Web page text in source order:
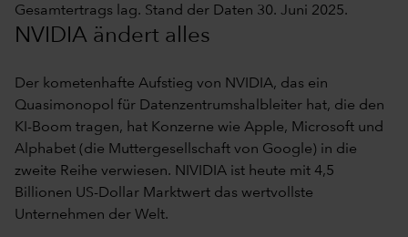
Gesamtertrags lag. Stand der Daten 30. Juni 2025.
NVIDIA ändert alles
Der kometenhafte Aufstieg von NVIDIA, das ein
Quasimonopol für Datenzentrumshalbleiter hat, die den
KI-Boom tragen, hat Konzerne wie Apple, Microsoft und
Alphabet (die Muttergesellschaft von Google) in die
zweite Reihe verwiesen. NIVIDIA ist heute mit 4,5
Billionen US-Dollar Marktwert das wertvollste
Unternehmen der Welt.